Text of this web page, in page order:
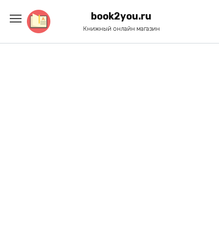
содержанию
book2you.ru
Книжный онлайн магазин